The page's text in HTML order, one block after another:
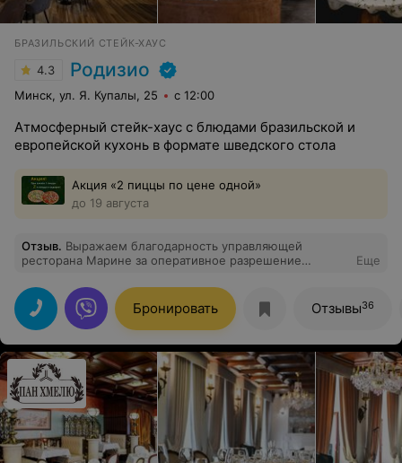
БРАЗИЛЬСКИЙ СТЕЙК-ХАУС
4.3 Родизио
Минск, ул. Я. Купалы, 25 с 12:00
Атмосферный стейк-хаус с блюдами бразильской и
европейской кухонь в формате шведского стола
Акция «2 пиццы по цене одной»
до 19 августа
Отзыв. Выражаем благодарность управляющей
ресторана Марине за оперативное разрешение
обоняние (она заслуживает материального
вознаграждения)! Спасибо официанту Александру -
очень приятно, когда тебя обслуживают с душой!
Спасибо повару за изумительные салаты, вкусное
мясо, а ананас просто нечто!!! Спасибо владельцу
заведения за предоставленную возможность собраться
в Вашем ресторане и за Вашу команду!!!
Еще
Бронировать Отзывы36